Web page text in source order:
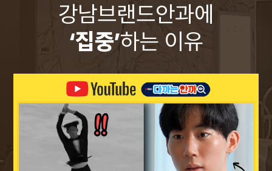
강남브랜드안과에
‘집중’하는 이유